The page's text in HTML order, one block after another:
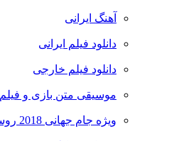
آهنگ ایرانی
دانلود فیلم ایرانی
دانلود فیلم خارجی
موسیقی متن بازی و فیلم
ویژه جام جهانی 2018 روسیه